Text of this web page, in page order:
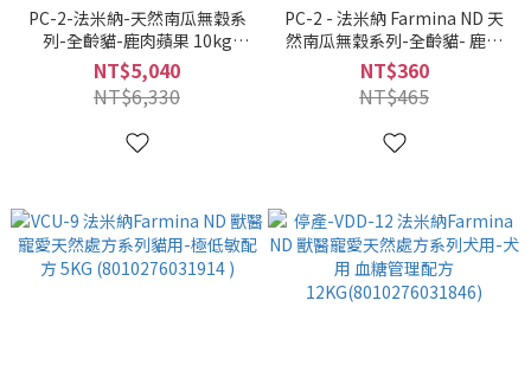
PC-2-法米納-天然南瓜無穀系
列-全齡貓-鹿肉蘋果 10kg
(8010276041470)
NT$5,040
NT$6,330
PC-2 - 法米納 Farmina ND 天
然南瓜無穀系列-全齡貓- 鹿肉
蘋果 300g (8010276035363)
NT$360
NT$465